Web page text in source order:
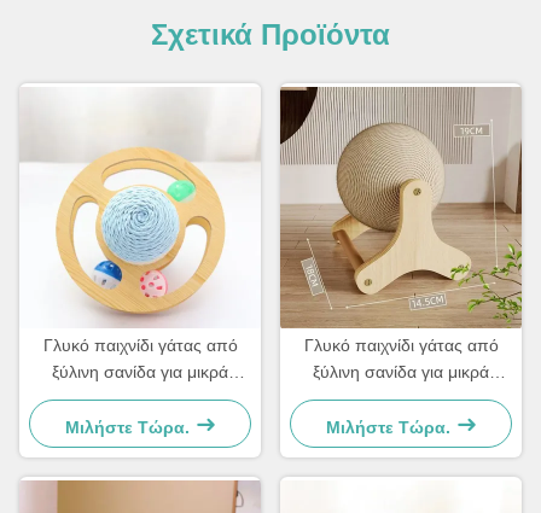
Σχετικά Προϊόντα
Γλυκό παιχνίδι γάτας από
ξύλινη σανίδα για μικρά
σκυλιά και γάτες Απλό και
πρακτικό
Μιλήστε Τώρα.
Γλυκό παιχνίδι γάτας από
ξύλινη σανίδα για μικρά
σκυλιά και γάτες Απλό και
πρακτικό
Μιλήστε Τώρα.